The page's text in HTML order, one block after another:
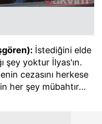
İstediğini elde
şey yoktur İlyas'ın.
cezasını herkese
her şey mübahtır…